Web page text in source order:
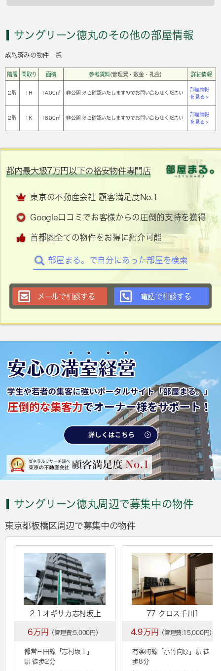
サングリーン徳丸のその他の部屋情報
成約済みの物件一覧
階層 間取り 面積 参考賃料(管理費・敷金・礼金) 詳細情報
2階 1Ｒ 14.00㎡ 非公開 ※ご確認いたしますのでお問い合わせください
部屋情報
を見る >
2階 1Ｋ 18.00㎡ 非公開 ※ご確認いたしますのでお問い合わせください
部屋情報
を見る >
都内最大級7万円以下の格安物件専門店
東京の不動産会社 顧客満足度No.1
Google口コミでお客様からの圧倒的支持を獲得
首都圏全ての物件をお得に紹介可能
部屋まる。で自分にあった部屋を検索
メールで相談する 電話で相談する
サングリーン徳丸周辺で募集中の物件
東京都板橋区周辺で募集中の物件
２１オギサカ志村坂上
6万円 （管理費:5,000円）
都営三田線「 志村坂上 」
駅 徒歩2分
77 クロス千川1
4.9万円 （管理費:15,000円）
有楽町線「小竹向原 」駅 徒
歩8分